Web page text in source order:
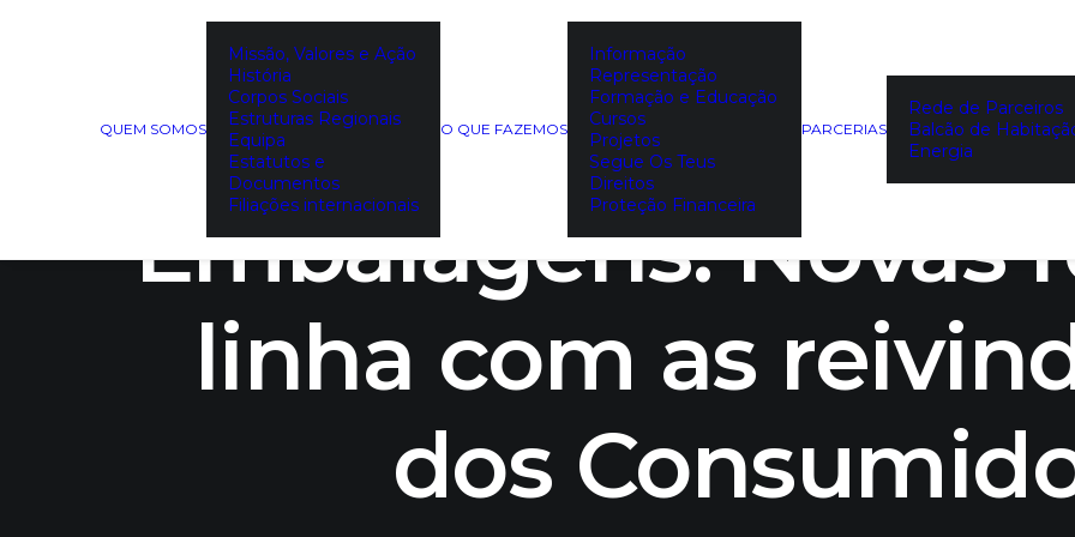
QUEM SOMOS
Missão, Valores e Ação
História
Corpos Sociais
Estruturas Regionais
Equipa
Estatutos e
Documentos
Filiações internacionais
O QUE FAZEMOS
Informação
Representação
Formação e Educação
Cursos
Projetos
Segue Os Teus
Direitos
Proteção Financeira
PARCERIAS
Rede de Parceiros
Balcão de
Energia
Regulamento
Embalagens: Novas
linha com as
dos